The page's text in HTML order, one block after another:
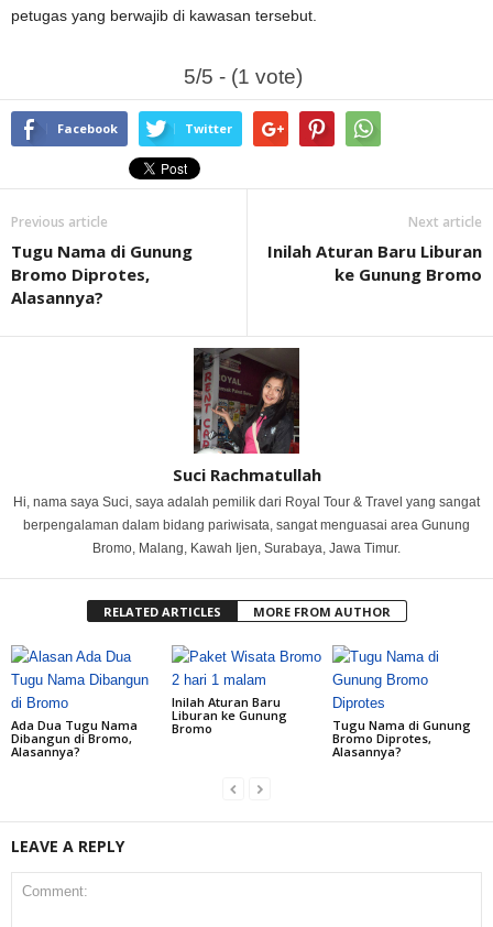
petugas yang berwajib di kawasan tersebut.
5/5 - (1 vote)
Facebook Twitter
Previous article
Tugu Nama di Gunung
Bromo Diprotes,
Alasannya?
Next article
Inilah Aturan Baru Liburan
ke Gunung Bromo
Suci Rachmatullah
Hi, nama saya Suci, saya adalah pemilik dari Royal Tour & Travel yang sangat
berpengalaman dalam bidang pariwisata, sangat menguasai area Gunung
Bromo, Malang, Kawah Ijen, Surabaya, Jawa Timur.
RELATED ARTICLES MORE FROM AUTHOR
Ada Dua Tugu Nama
Dibangun di Bromo,
Alasannya?
Inilah Aturan Baru
Liburan ke Gunung
Bromo
Tugu Nama di Gunung
Bromo Diprotes,
Alasannya?
LEAVE A REPLY